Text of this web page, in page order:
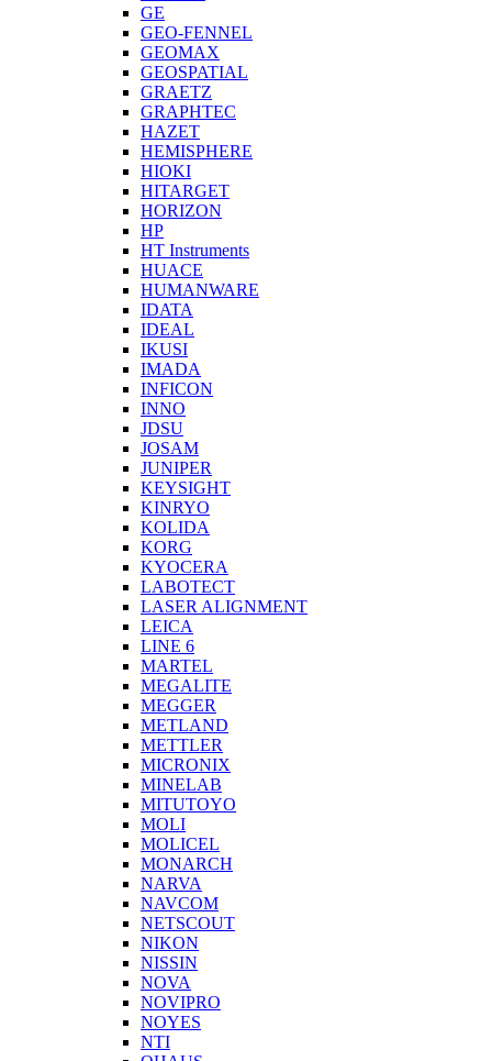
GE
GEO-FENNEL
GEOMAX
GEOSPATIAL
GRAETZ
GRAPHTEC
HAZET
HEMISPHERE
HIOKI
HITARGET
HORIZON
HP
HT Instruments
HUACE
HUMANWARE
IDATA
IDEAL
IKUSI
IMADA
INFICON
INNO
JDSU
JOSAM
JUNIPER
KEYSIGHT
KINRYO
KOLIDA
KORG
KYOCERA
LABOTECT
LASER ALIGNMENT
LEICA
LINE 6
MARTEL
MEGALITE
MEGGER
METLAND
METTLER
MICRONIX
MINELAB
MITUTOYO
MOLI
MOLICEL
MONARCH
NARVA
NAVCOM
NETSCOUT
NIKON
NISSIN
NOVA
NOVIPRO
NOYES
NTI